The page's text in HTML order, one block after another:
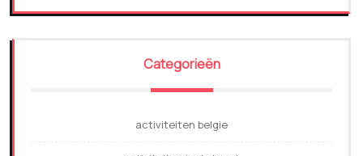
Categorieën
activiteiten belgie